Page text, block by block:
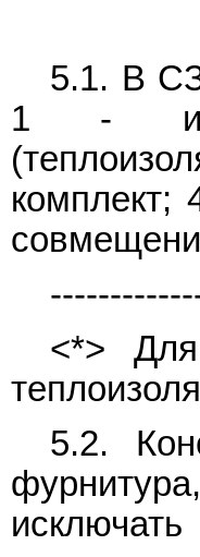
5.1. В
1 -
комплект;
<*> Для
5.2.